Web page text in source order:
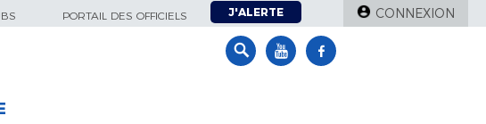
PORTAIL DES OFFICIELS J'ALERTE CONNEXION